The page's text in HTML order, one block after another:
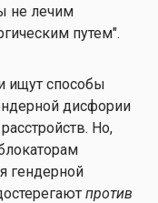
не лечим
путем".
ищут способы
дисфории
Но,
гендерной
против